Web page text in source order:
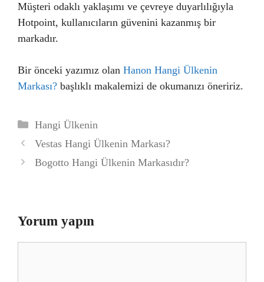
Müşteri odaklı yaklaşımı ve çevreye duyarlılığıyla
Hotpoint, kullanıcıların güvenini kazanmış bir
markadır.
Bir önceki yazımız olan Hanon Hangi Ülkenin
Markası? başlıklı makalemizi de okumanızı öneririz.
Kategoriler
Hangi Ülkenin
Vestas Hangi Ülkenin Markası?
Bogotto Hangi Ülkenin Markasıdır?
Yorum yapın